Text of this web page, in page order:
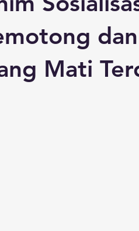
Mati